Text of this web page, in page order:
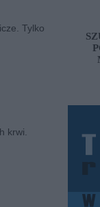
Tylko
krwi.